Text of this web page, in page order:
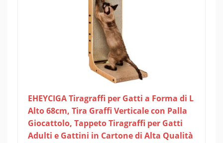
EHEYCIGA Tiragraffi per Gatti a Forma di L
Alto 68cm, Tira Graffi Verticale con Palla
Giocattolo, Tappeto Tiragraffi per Gatti
Adulti e Gattini in Cartone di Alta Qualità